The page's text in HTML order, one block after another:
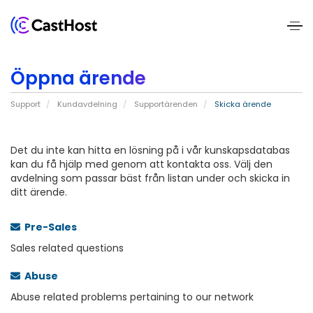
About
Us
Services
Pricing
Blogs
Us
Öppna ärende
Support Kundavdelning Supportärenden Skicka ärende
Det du inte kan hitta en lösning på i vår kunskapsdatabas
kan du få hjälp med genom att kontakta oss. Välj den
avdelning som passar bäst från listan under och skicka in
ditt ärende.
Pre-Sales
Sales related questions
Abuse
Abuse related problems pertaining to our network